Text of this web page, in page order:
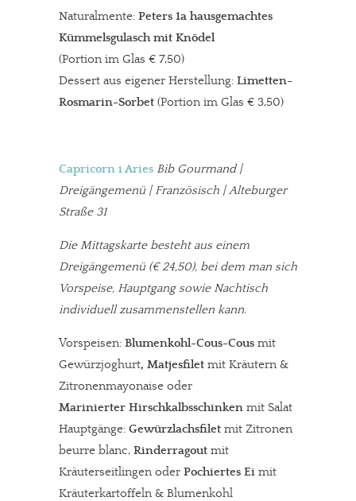
Naturalmente: Peters 1a hausgemachtes
Kümmelsgulasch mit Knödel
(Portion im Glas € 7,50)
Dessert aus eigener Herstellung: Limetten-
Rosmarin-Sorbet (Portion im Glas € 3,50)
Capricorn i Aries Bib Gourmand |
Dreigängemenü | Französisch | Alteburger
Straße 31
Die Mittagskarte besteht aus einem
Dreigängemenü (€ 24,50), bei dem man sich
Vorspeise, Hauptgang sowie Nachtisch
individuell zusammenstellen kann.
Vorspeisen: Blumenkohl-Cous-Cous mit
Gewürzjoghurt, Matjesfilet mit Kräutern &
Zitronenmayonaise oder
Marinierter Hirschkalbsschinken mit Salat
Hauptgänge: Gewürzlachsfilet mit Zitronen
beurre blanc, Rinderragout mit
Kräuterseitlingen oder Pochiertes Ei mit
Kräuterkartoffeln & Blumenkohl